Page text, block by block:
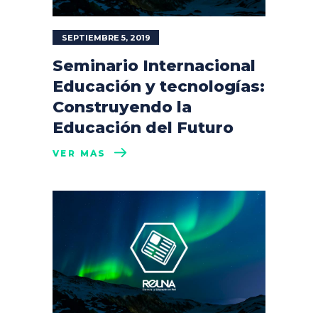
SEPTIEMBRE 5, 2019
Seminario Internacional
Educación y tecnologías:
Construyendo la
Educación del Futuro
VER MÁS